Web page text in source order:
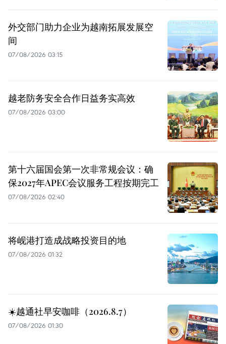
外交部门助力企业为越南拓展发展空
间
07/08/2026 03:15
越老防务安全合作日益务实高效
07/08/2026 03:00
第十六届国会第一次非常规会议：确
保2027年APEC会议服务工程按期完工
07/08/2026 02:40
将岘港打造成战略投资目的地
07/08/2026 01:32
☀️越通社早安咖啡（2026.8.7）
07/08/2026 01:30